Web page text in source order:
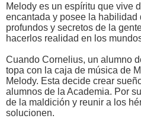
Melody es un espíritu que vive
encantada y posee la habilidad
profundos y secretos de la
hacerlos realidad en los
Cuando Cornelius, un alumno
topa con la caja de música de
Melody. Esta decide crear
alumnos de la Academia. Por
de la maldición y reunir a los
solucionen.